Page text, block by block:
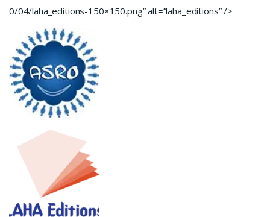
0/04/laha_editions-150×150.png” alt=”laha_editions” />